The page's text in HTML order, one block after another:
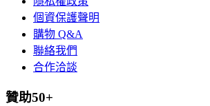
個資保護聲明
購物 Q&A
聯絡我們
合作洽談
贊助50+